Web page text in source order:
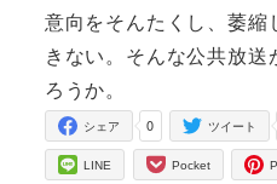
意向をそんたくし、萎
きない。そんな公共放
ろうか。
0
シェア ツイート
LINE Pocket